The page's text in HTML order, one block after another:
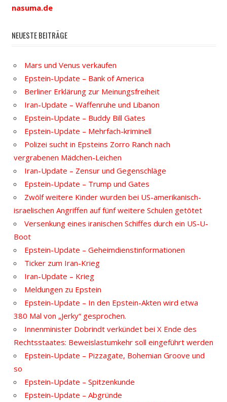
nasuma.de
NEUESTE BEITRÄGE
Mars und Venus verkaufen
Epstein-Update – Bank of America
Berliner Erklärung zur Meinungsfreiheit
Iran-Update – Waffenruhe und Libanon
Epstein-Update – Buddy Bill Gates
Epstein-Update – Mehrfach-kriminell
Polizei sucht in Epsteins Zorro Ranch nach
vergrabenen Mädchen-Leichen
Iran-Update – Zensur und Gegenschläge
Epstein-Update – Trump und Gates
Zwölf weitere Kinder wurden bei US-amerikanisch-
israelischen Angriffen auf fünf weitere Schulen getötet
Versenkung eines iranischen Schiffes durch ein US-U-
Boot
Epstein-Update – Geheimdienstinformationen
Ticker zum Iran-Krieg
Iran-Update – Krieg
Meldungen zu Epstein
Epstein-Update – In den Epstein-Akten wird etwa
380 Mal von „Jerky“ gesprochen.
Innenminister Dobrindt verkündet bei X Ende des
Rechtsstaates: Beweislastumkehr soll eingeführt werden
Epstein-Update – Pizzagate, Bohemian Groove und
so
Epstein-Update – Spitzenkunde
Epstein-Update – Abgründe